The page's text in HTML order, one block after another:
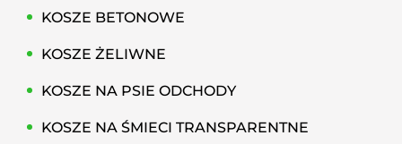
KOSZE BETONOWE
KOSZE ŻELIWNE
KOSZE NA PSIE ODCHODY
KOSZE NA ŚMIECI TRANSPARENTNE